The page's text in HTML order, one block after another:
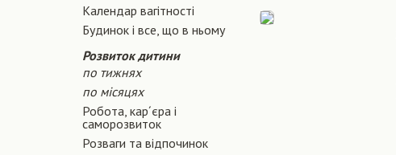
Календар вагітності
Будинок і все, що в ньому
Розвиток дитини
по тижнях
по місяцях
Робота, кар´єра і
саморозвиток
Розваги та відпочинок